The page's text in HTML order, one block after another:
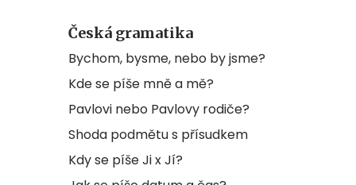
Česká gramatika
Bychom, bysme, nebo by jsme?
Kde se píše mně a mě?
Pavlovi nebo Pavlovy rodiče?
Shoda podmětu s přísudkem
Kdy se píše Ji x Jí?